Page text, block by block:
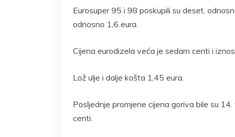
Eurosuper 95 i 98 poskupili su deset,
odnosno 1,6 eura.
Cijena eurodizela veća je sedam centi i
Lož ulje i dalje košta 1,45 eura.
Posljednje promjene cijena goriva bile su
centi.